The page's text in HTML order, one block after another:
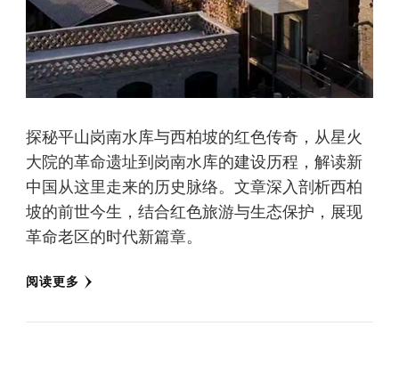
探秘平山岗南水库与西柏坡的红色传奇，从星火
大院的革命遗址到岗南水库的建设历程，解读新
中国从这里走来的历史脉络。文章深入剖析西柏
坡的前世今生，结合红色旅游与生态保护，展现
革命老区的时代新篇章。
阅读更多